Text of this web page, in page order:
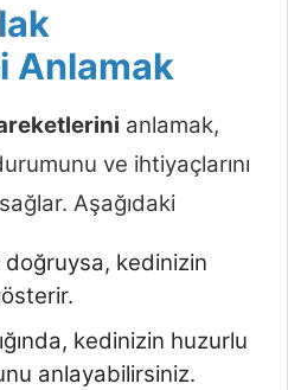
Anlamak
anlamak,
ve ihtiyaçlarını
Aşağıdaki
kedinizin
kedinizin huzurlu
anlayabilirsiniz.